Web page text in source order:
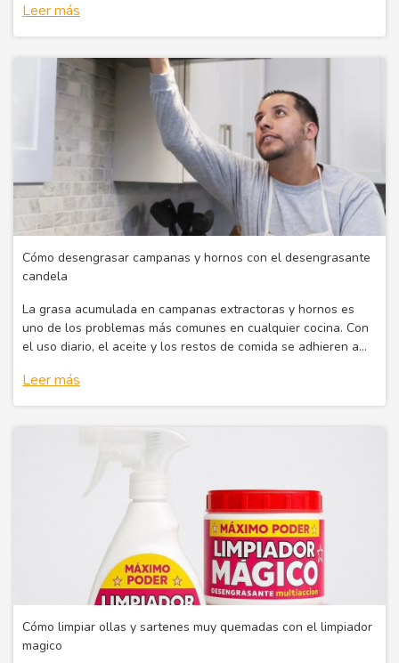
Leer más
Cómo desengrasar campanas y hornos con el desengrasante
candela
La grasa acumulada en campanas extractoras y hornos es
uno de los problemas más comunes en cualquier cocina. Con
el uso diario, el aceite y los restos de comida se adhieren a
Leer más
Cómo limpiar ollas y sartenes muy quemadas con el limpiador
magico